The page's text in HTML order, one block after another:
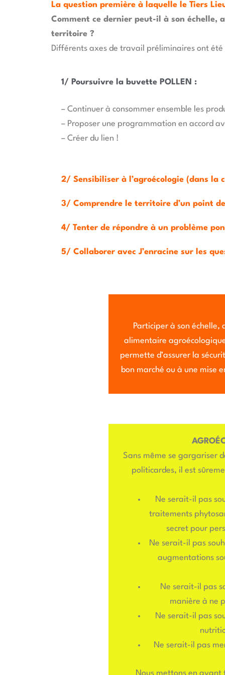
La question première à laquelle le Tiers
Comment ce dernier peut-il à son
territoire ?
Différents axes de travail préliminaires ont
1/ Poursuivre la buvette POLLEN :
– Continuer à consommer ensemble les
– Proposer une programmation en accord
– Créer du lien !
2/ Sensibiliser à l’agroécologie (dans la
3/ Comprendre le territoire d’un point
4/ Tenter de répondre à un problème
5/ Collaborer avec J’enracine sur les
Participer à son échelle,
alimentaire
permette d’assurer la
bon marché ou à une mise
Sans même se gargariser
politicardes, il est
Ne serait-il pas
traitements
secret pour
Ne serait-il pas
augmentations
Ne serait-il pas
manière à ne
Ne serait-il pas
Ne serait-il pas